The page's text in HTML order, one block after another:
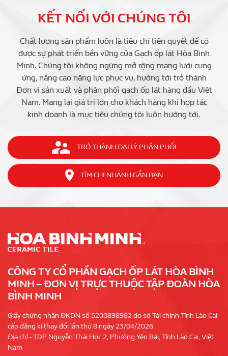
KẾT NỐI VỚI CHÚNG TÔI
Chất lượng sản phẩm luôn là tiêu chí tiên quyết để có
được sự phát triển bền vững của Gạch ốp lát Hòa Bình
Minh. Chúng tôi không ngừng mở rộng mạng lưới cung
ứng, nâng cao năng lực phục vụ, hướng tới trở thành
Đơn vị sản xuất và phân phối gạch ốp lát hàng đầu Việt
Nam. Mang lại giá trị lớn cho khách hàng khi hợp tác
kinh doanh là mục tiêu chúng tôi luôn hướng tới.
TRỞ THÀNH ĐẠI LÝ PHÂN PHỐI
TÌM CHI NHÁNH GẦN BẠN
CÔNG TY CỔ PHẦN GẠCH ỐP LÁT HÒA BÌNH
MINH – ĐƠN VỊ TRỰC THUỘC TẬP ĐOÀN HÒA
BÌNH MINH
Giấy chứng nhận ĐKDN số 5200898982 do sở Tài chính Tỉnh Lào Cai
cấp đăng kí thay đổi lần thứ 8 ngày 23/04/2026.
Địa chỉ - TDP Nguyễn Thái Học 2, Phường Yên Bái, Tỉnh Lào Cai, Việt
Nam